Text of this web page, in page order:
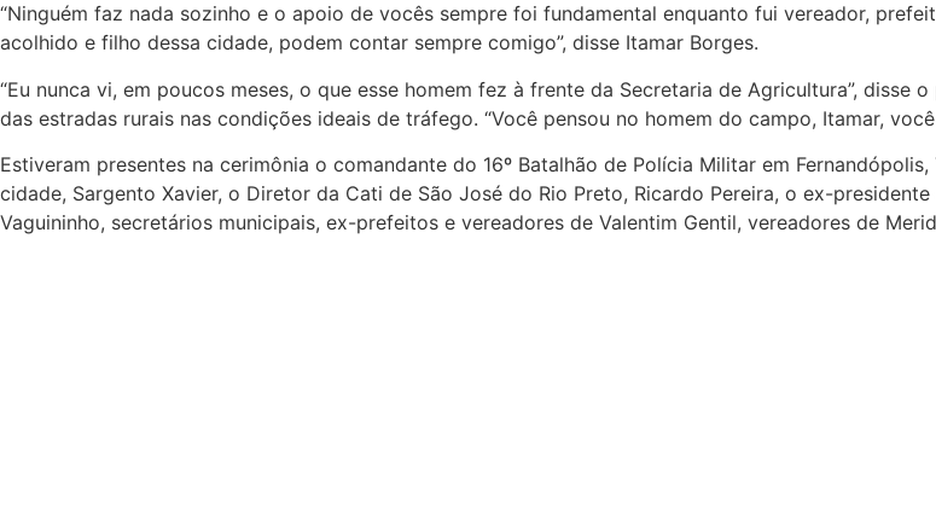
“Ninguém faz nada sozinho e o apoio de vocês sempre foi fundamental enquanto fui vereador,
acolhido e filho dessa cidade, podem contar sempre comigo”, disse Itamar Borges.
“Eu nunca vi, em poucos meses, o que esse homem fez à frente da Secretaria de Agricultura”,
das estradas rurais nas condições ideais de tráfego. “Você pensou no homem do campo, Itamar,
Estiveram presentes na cerimônia o comandante do 16º Batalhão de Polícia Militar em
cidade, Sargento Xavier, o Diretor da Cati de São José do Rio Preto, Ricardo Pereira, o ex-
Vaguininho, secretários municipais, ex-prefeitos e vereadores de Valentim Gentil, vereadores de